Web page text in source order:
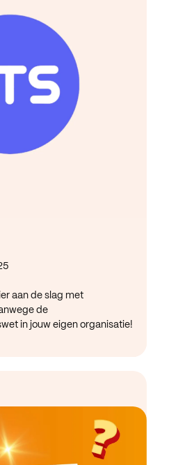
aan de slag met
de
in jouw eigen organisatie!